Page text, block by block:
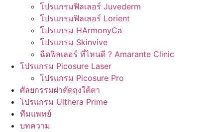
โปรแกรมฟิลเลอร์ Juvederm
โปรแกรมฟิลเลอร์ Lorient
โปรแกรม HArmonyCa
โปรแกรม Skinvive
ฉีดฟิลเลอร์ ที่ไหนดี ? Amarante Clinic
โปรแกรม Picosure Laser
โปรแกรม Picosure Pro
ศัลยกรรมผ่าตัดถุงใต้ตา
โปรแกรม Ulthera Prime
ทีมแพทย์
บทความ